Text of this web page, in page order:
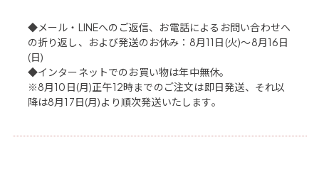
◆メール・LINEへのご返信、お電話によるお問い合わせへ
の折り返し、および発送のお休み：8月11日(火)～8月16日
(日)
◆インターネットでのお買い物は年中無休。
※8月10日(月)正午12時までのご注文は即日発送、それ以
降は8月17日(月)より順次発送いたします。